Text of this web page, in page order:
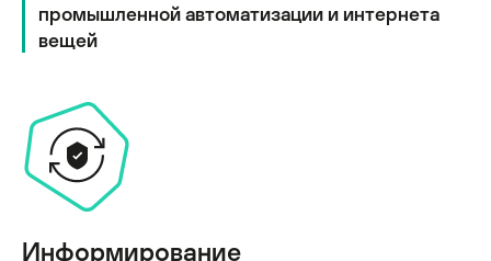
промышленной автоматизации и интернета
вещей
Информирование